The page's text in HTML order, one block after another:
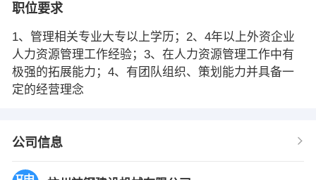
职位要求
1、管理相关专业大专以上学历；2、4年以上外资企业
人力资源管理工作经验；3、在人力资源管理工作中有
极强的拓展能力；4、有团队组织、策划能力并具备一
定的经营理念
公司信息